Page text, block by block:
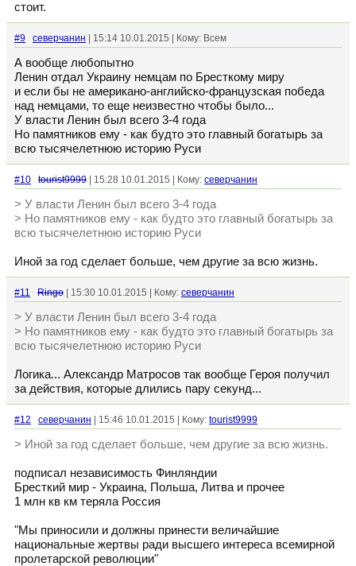
стоит.
#9 северчанин | 15:14 10.01.2015 | Кому: Всем
А вообще любопытно
Ленин отдал Украину немцам по Бресткому миру
и если бы не американо-английско-французская победа
над немцами, то еще неизвестно чтобы было...
У власти Ленин был всего 3-4 года
Но памятников ему - как будто это главный богатырь за
всю тысячелетнюю историю Руси
#10 tourist9999 | 15:28 10.01.2015 | Кому: северчанин
> У власти Ленин был всего 3-4 года
> Но памятников ему - как будто это главный богатырь за
всю тысячелетнюю историю Руси
Иной за год сделает больше, чем другие за всю жизнь.
#11 Ringo | 15:30 10.01.2015 | Кому: северчанин
> У власти Ленин был всего 3-4 года
> Но памятников ему - как будто это главный богатырь за
всю тысячелетнюю историю Руси
Логика... Александр Матросов так вообще Героя получил
за действия, которые длились пару секунд...
#12 северчанин | 15:46 10.01.2015 | Кому: tourist9999
> Иной за год сделает больше, чем другие за всю жизнь.
подписал независимость Финляндии
Бресткий мир - Украина, Польша, Литва и прочее
1 млн кв км теряла Россия
"Мы приносили и должны принести величайшие
национальные жертвы ради высшего интереса всемирной
пролетарской революции"